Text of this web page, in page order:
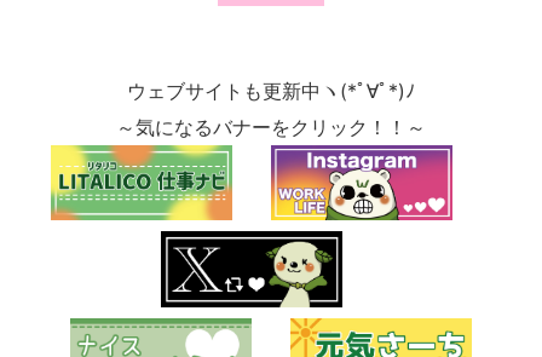
ウェブサイトも更新中ヽ(*ﾟ∀ﾟ*)ﾉ
～気になるバナーをクリック！！～